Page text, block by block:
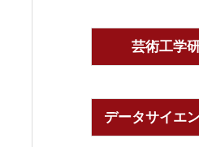
芸術工学
データサイエ